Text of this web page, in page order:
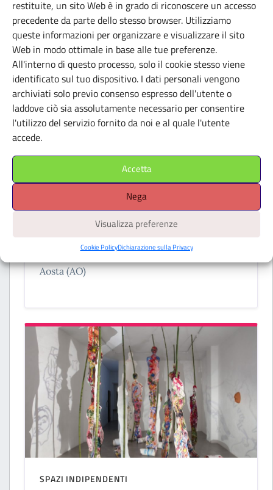
restituite, un sito Web è in grado di riconoscere un accesso
precedente da parte dello stesso browser. Utilizziamo
queste informazioni per organizzare e visualizzare il sito
Web in modo ottimale in base alle tue preferenze.
All'interno di questo processo, solo il cookie stesso viene
identificato sul tuo dispositivo. I dati personali vengono
archiviati solo previo consenso espresso dell'utente o
laddove ciò sia assolutamente necessario per consentire
l'utilizzo del servizio fornito da noi e al quale l'utente
accede.
Accetta
Nega
Visualizza preferenze
Cookie PolicyDichiarazione sulla Privacy
Roma (RM)
Forte di Bard
Aosta (AO)
SPAZI INDIPENDENTI